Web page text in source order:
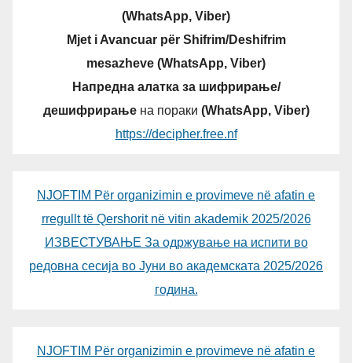
(WhatsApp, Viber)
Mjet i Avancuar për Shifrim/Deshifrim
mesazheve (WhatsApp, Viber)
Напредна алатка за шифрирање/
дешифрирањена пораки (WhatsApp, Viber)
https://decipher.free.nf
NJOFTIM Për organizimin e provimeve në afatin e
rregullt të Qershorit në vitin akademik 2025/2026
ИЗВЕСТУВАЊЕ За одржување на испити во
редовна сесија во Јуни во академската 2025/2026
година.
NJOFTIM Për organizimin e provimeve në afatin e